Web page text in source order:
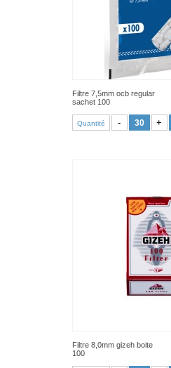
Filtre 7,5mm ocb regular
sachet 100
Quantité - +
Filtre 8,0mm gizeh boite
100